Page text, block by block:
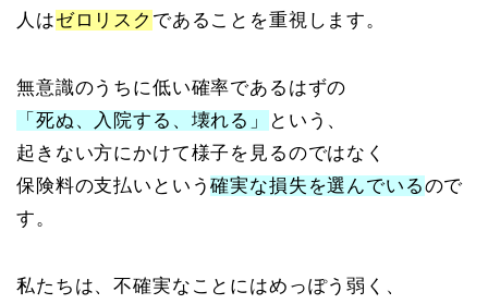
人はゼロリスク であることを重視します。
無意識のうちに低い確率であるはずの
「死ぬ、入院する、壊れる」
という、
起きない方にかけて様子を見るのではなく
保険料の支払いという確実な損失を選んでいるので
す。
私たちは、不確実なことにはめっぽう弱く、